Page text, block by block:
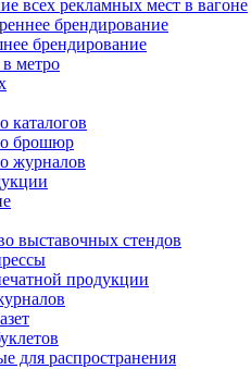
всех рекламных мест в вагоне
брендирование
брендирование
метро
каталогов
брошюр
журналов
выставочных стендов
продукции
для распространения